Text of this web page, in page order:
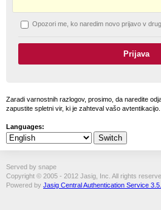
Opozori me, ko naredim novo prijavo v
Zaradi varnostnih razlogov, prosimo, da naredite
zapustite spletni vir, ki je zahteval vašo avtentikacijo.
Languages:
Served by snape
Copyright © 2005 - 2012 Jasig, Inc. All rights
Powered by Jasig Central Authentication Service